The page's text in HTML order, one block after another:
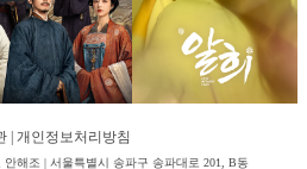
개인정보처리방침
해조 | 서울특별시 송파구 송파대로 201, B동